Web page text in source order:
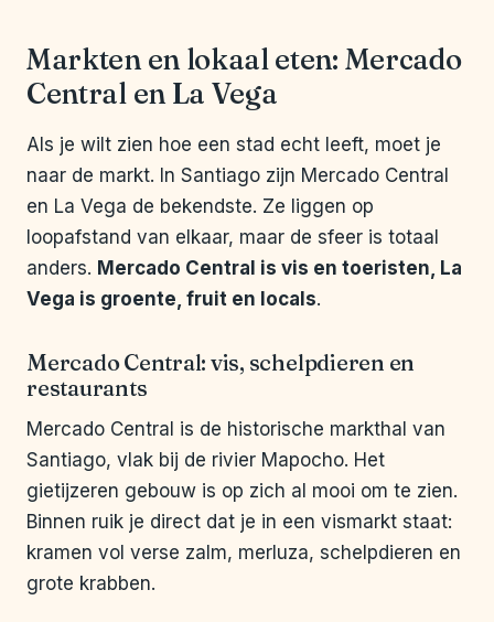
Markten en lokaal eten: Mercado
Central en La Vega
Als je wilt zien hoe een stad echt leeft, moet je
naar de markt. In Santiago zijn Mercado Central
en La Vega de bekendste. Ze liggen op
loopafstand van elkaar, maar de sfeer is totaal
anders. Mercado Central is vis en toeristen, La
Vega is groente, fruit en locals.
Mercado Central: vis, schelpdieren en
restaurants
Mercado Central is de historische markthal van
Santiago, vlak bij de rivier Mapocho. Het
gietijzeren gebouw is op zich al mooi om te zien.
Binnen ruik je direct dat je in een vismarkt staat:
kramen vol verse zalm, merluza, schelpdieren en
grote krabben.